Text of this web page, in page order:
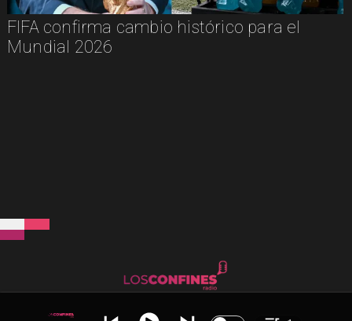
FIFA confirma cambio histórico para el
Mundial 2026